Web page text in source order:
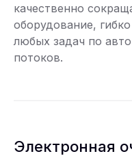
качественно
оборудование,
любых задач по
потоков.
Электронная